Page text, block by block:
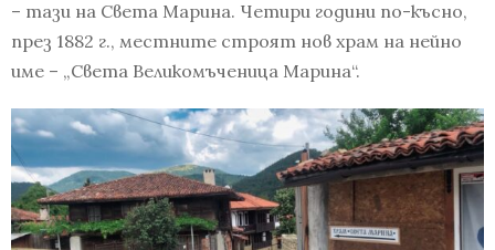
– тази на Света Марина. Четири години по-късно,
през 1882 г., местните строят нов храм на нейно
име – „Света Великомъченица Марина“.